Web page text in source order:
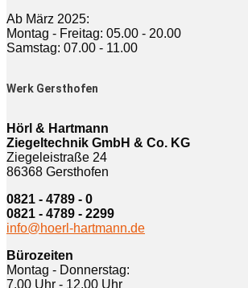
Ab März 2025:
Montag - Freitag: 05.00 - 20.00
Samstag: 07.00 - 11.00
Werk Gersthofen
Hörl & Hartmann
Ziegeltechnik GmbH & Co. KG
Ziegeleistraße 24
86368 Gersthofen
0821 - 4789 - 0
0821 - 4789 - 2299
info@hoerl-hartmann.de
Bürozeiten
Montag - Donnerstag:
7.00 Uhr - 12.00 Uhr